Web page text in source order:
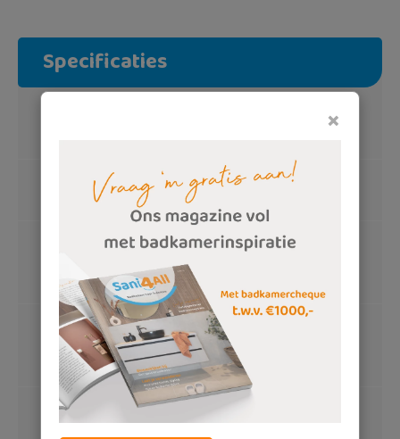
×
Specificaties
Wastafel
Dubbele witte keramische wastafel
Bijpassende spiegel
Luxe designspiegel voorzien van
ledverlichting
Wastafelkranen
Chromen wastafelkranen met hoge
uitloop
Complete toiletset
Wit randloos wandcloset met softclose